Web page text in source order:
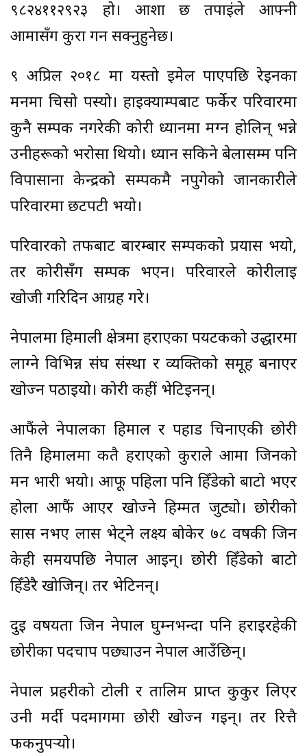
९८२४११२९२३ हो। आशा छ तपाईंले आफ्नी
आमासँग कुरा गर्न सक्नुहुनेछ।
९ अप्रिल २०१८ मा यस्तो इमेल पाएपछि रेइनका
मनमा चिसो पस्यो। हाइक्याम्पबाट फर्केर परिवारमा
कुनै सम्पर्क नगरेकी कोरी ध्यानमा मग्न होलिन् भन्ने
उनीहरूको भरोसा थियो। ध्यान सकिने बेलासम्म पनि
विपासाना केन्द्रको सम्पर्कमै नपुगेको जानकारीले
परिवारमा छटपटी भयो।
परिवारको तर्फबाट बारम्बार सम्पर्कको प्रयास भयो,
तर कोरीसँग सम्पर्क भएन। परिवारले कोरीलाई
खोजी गरिदिन आग्रह गरे।
नेपालमा हिमाली क्षेत्रमा हराएका पर्यटकको उद्धारमा
लाग्ने विभिन्न संघ संस्था र व्यक्तिको समूह बनाएर
खोज्न पठाइयो। कोरी कहीं भेटिइनन्।
आफैंले नेपालका हिमाल र पहाड चिनाएकी छोरी
तिनै हिमालमा कतै हराएको कुराले आमा जिनको
मन भारी भयो। आफू पहिला पनि हिँडेको बाटो भएर
होला आफैं आएर खोज्ने हिम्मत जुट्यो। छोरीको
सास नभए लास भेट्ने लक्ष्य बोकेर ७८ वर्षकी जिन
केही समयपछि नेपाल आइन्। छोरी हिँडेको बाटो
हिँडेरै खोजिन्। तर भेटिनन्।
दुई वर्षयता जिन नेपाल घुम्नभन्दा पनि हराइरहेकी
छोरीका पदचाप पछ्याउन नेपाल आउँछिन्।
नेपाल प्रहरीको टोली र तालिम प्राप्त कुकुर लिएर
उनी मर्दी पदमार्गमा छोरी खोज्न गइन्। तर रित्तै
फर्कनुपर्‍यो।